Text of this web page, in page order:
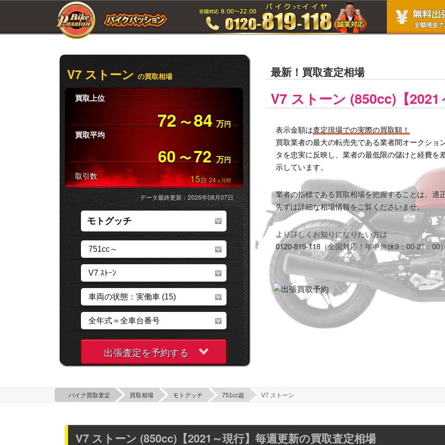
最新！買取査定相場
V7 ストーン (850cc)【2021
表示金額は査定現場での実際の買取額！
買取業者の最大の転売先である業者間オークショ
タを忠実に反映し、業者の最低限の儲けと経費を
示しています。
業者の指標である買取相場を把握することは、適
先ずは詳細な相場情報をご覧くださいませ。
より詳しくお知りになりたい方は
0120-819-118（全国対応！年中無休9：00-21：00
V7 ストーン の買取相場
買取上位
72 〜84 万円
買取平均
60 〜72 万円
取引数 15台24ヵ月間
データ最終更新：2026年08月07日
出張査定を予約する
バイク買取査定 買取相場 モトグッチ 751cc超 V7 ストーン
V7 ストーン (850cc)【2021～現行】毎週更新の買取査定相場